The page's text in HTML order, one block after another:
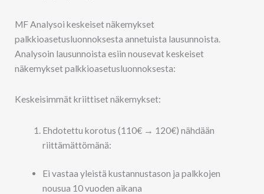
MF Analysoi keskeiset näkemykset
palkkioasetusluonnoksesta annetuista lausunnoista.
Analysoin lausunnoista esiin nousevat keskeiset
näkemykset palkkioasetusluonnoksesta:
Keskeisimmät kriittiset näkemykset:
Ehdotettu korotus (110€ → 120€) nähdään
riittämättömänä:
Ei vastaa yleistä kustannustason ja palkkojen
nousua 10 vuoden aikana